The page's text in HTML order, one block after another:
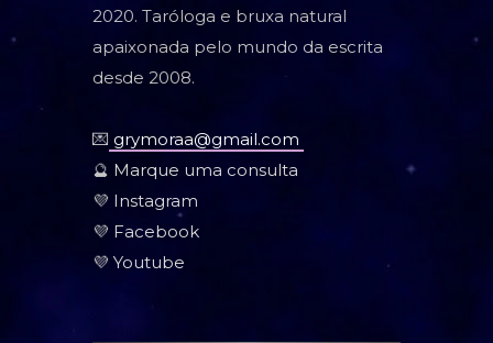
2020. Taróloga e bruxa natural
apaixonada pelo mundo da escrita
desde 2008.
💌 grymoraa@gmail.com
🔮 Marque uma consulta
💜 Instagram
💜 Facebook
💜 Youtube